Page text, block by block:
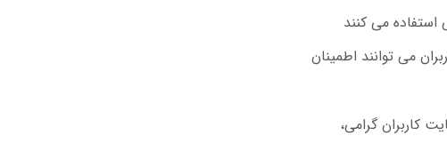
استفاده می کنند
می توانند اطمینان
کاربران گرامی،